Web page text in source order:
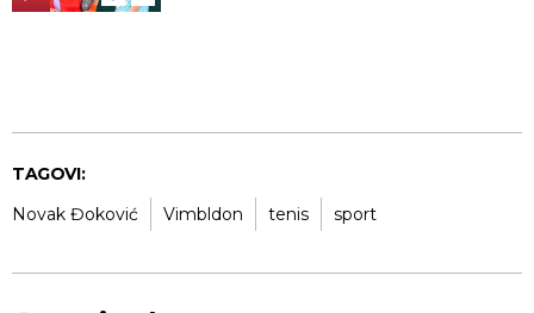
TAGOVI:
Novak Đoković
Vimbldon tenis sport